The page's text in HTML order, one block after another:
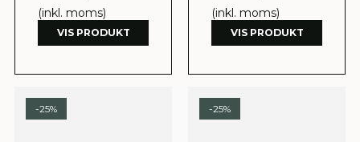
(inkl. moms)
VIS PRODUKT
(inkl. moms)
VIS PRODUKT
-25% -25%